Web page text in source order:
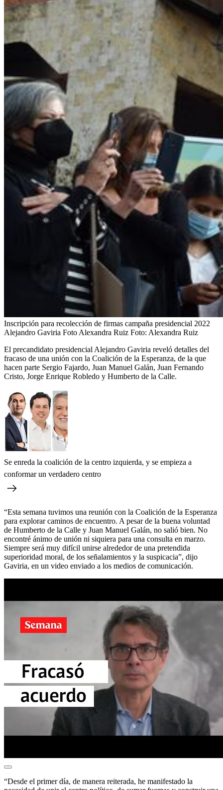
Inscripción para recolección de firmas campaña presidencial 2022
Alejandro Gaviria Foto Alexandra Ruiz Foto: Alexandra Ruiz
El precandidato presidencial Alejandro Gaviria reveló detalles del
fracaso de una unión con la Coalición de la Esperanza, de la que
hacen parte Sergio Fajardo, Juan Manuel Galán, Juan Fernando
Cristo, Jorge Enrique Robledo y Humberto de la Calle.
Se enreda la coalición de la centro izquierda, y se empieza a
conformar un verdadero centro
“Esta semana tuvimos una reunión con la Coalición de la Esperanza
para explorar caminos de encuentro. A pesar de la buena voluntad
de Humberto de la Calle y Juan Manuel Galán, no salió bien. No
encontré ánimo de unión ni siquiera para una consulta en marzo.
Siempre será muy difícil unirse alrededor de una pretendida
superioridad moral, de los señalamientos y la suspicacia”, dijo
Gaviria, en un video enviado a los medios de comunicación.
“Desde el primer día, de manera reiterada, he manifestado la